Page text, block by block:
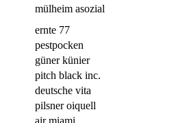
mülheim asozial
ernte 77
pestpocken
güner künier
pitch black inc.
deutsche vita
pilsner oiquell
air miami